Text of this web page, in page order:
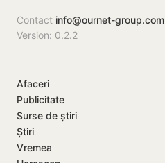
Contact info@ournet-group.com
Version: 0.2.2
Afaceri
Publicitate
Surse de știri
Știri
Vremea